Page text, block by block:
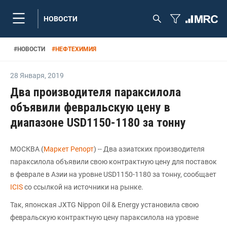
НОВОСТИ
#НОВОСТИ #НЕФТЕХИМИЯ
28 Января, 2019
Два производителя параксилола
объявили февральскую цену в
диапазоне USD1150-1180 за тонну
МОСКВА (Маркет Репорт) -- Два азиатских производителя
параксилола объявили свою контрактную цену для поставок
в феврале в Азии на уровне USD1150-1180 за тонну, сообщает
ICISсо ссылкой на источники на рынке.
Так, японская JXTG Nippon Oil & Energy установила свою
февральскую контрактную цену параксилола на уровне